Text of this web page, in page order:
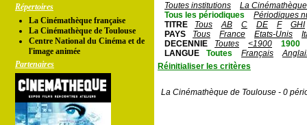
Répertoires
La Cinémathèque française
La Cinémathèque de Toulouse
Centre National du Cinéma et de
l'image animée
Partenaires
Toutes institutions
La
Tous les périodiques
Périodiques
TITRE
Tous AB C DE F
GHI
PAYS
Tous France Etats-Unis
DECENNIE
Toutes <1900
1900
LANGUE
Toutes Français
Réinitialiser les critères
La Cinémathèque de Toulouse - 0